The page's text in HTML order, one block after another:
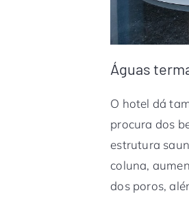
Águas
O hotel dá
procura dos
estrutura
coluna,
dos poros,